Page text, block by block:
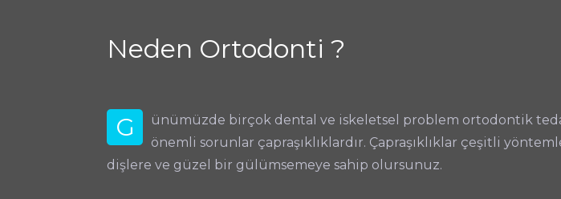
Neden Ortodonti ?
G
ünümüzde birçok dental ve iskeletsel problem ortodontik
önemli sorunlar çapraşıklıklardır. Çapraşıklıklar çeşitli
dişlere ve güzel bir gülümsemeye sahip olursunuz.